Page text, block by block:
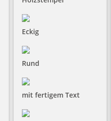
Eckig
Rund
mit fertigem Text